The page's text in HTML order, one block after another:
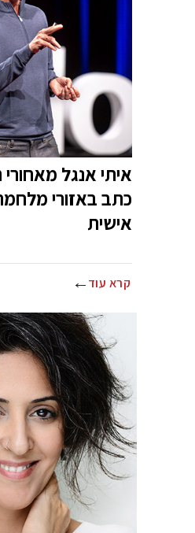
איתי אנגל
כתב באזורי
אישית
קרא עוד